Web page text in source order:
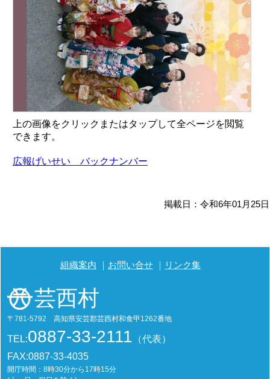
上の画像をクリックまたはタップして全ページを閲覧
できます。
広報げいせい バックナンバー
掲載日：令和6年01月25日
組織案内 お問い合せ リンク集
芸西村
〒781-5792 高知県安芸郡芸西村和食甲1262番地
TEL:0887-33-2111 （代表）
FAX:0887-33-4035
開庁時間：8時30分から17時15分